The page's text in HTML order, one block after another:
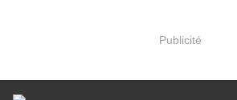
Publicité